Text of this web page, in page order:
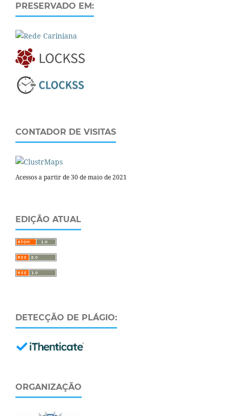
PRESERVADO EM:
CONTADOR DE VISITAS
Acessos a partir de 30 de maio de 2021
EDIÇÃO ATUAL
DETECÇÃO DE PLÁGIO:
ORGANIZAÇÃO